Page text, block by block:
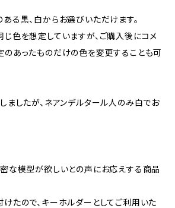
る黒、白からお選びいただけます。
色を想定していますが、ご購入後にコメ
のあったものだけの色を変更することも可
ましたが、ネアンデルタール人のみ白でお
な模型が欲しいとの声にお応えする商品
たので、キーホルダーとしてご利用いた